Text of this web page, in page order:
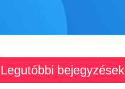
Legutóbbi bejegyzések